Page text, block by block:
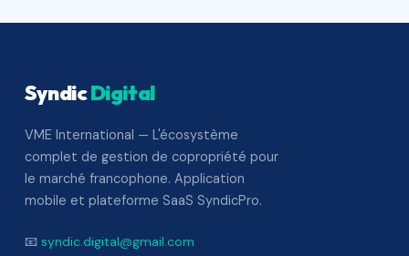
SyndicDigital
VME International — L'écosystème
complet de gestion de copropriété pour
le marché francophone. Application
mobile et plateforme SaaS SyndicPro.
📧 syndic.digital@gmail.com